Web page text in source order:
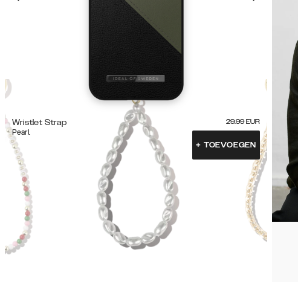
Wristlet Strap
Pearl
29.99 EUR
+ TOEVOEGEN